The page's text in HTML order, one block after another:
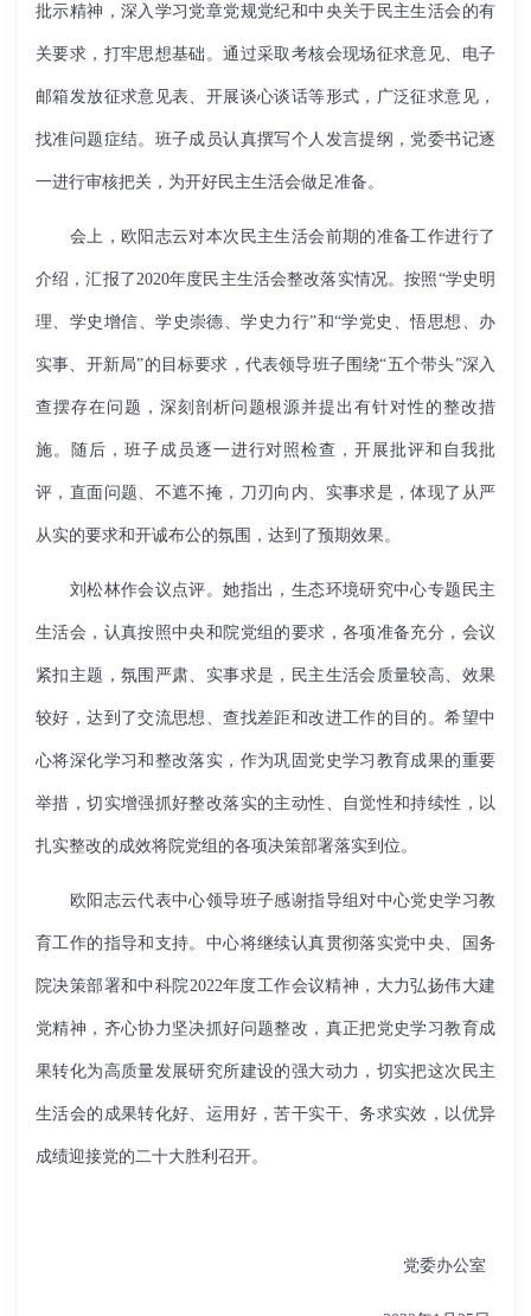
批示精神，深入学习党章党规党纪和中央关于民主生活会的有
关要求，打牢思想基础。通过采取考核会现场征求意见、电子
邮箱发放征求意见表、开展谈心谈话等形式，广泛征求意见，
找准问题症结。班子成员认真撰写个人发言提纲，党委书记逐
一进行审核把关，为开好民主生活会做足准备。
会上，欧阳志云对本次民主生活会前期的准备工作进行了
介绍，汇报了 2020年度民主生活会整改落实情况。按照“学史明
理、学史增信、学史崇德、学史力行”和“学党史、悟思想、办
实事、开新局”的目标要求，代表领导班子围绕“五个带头”深入
查摆存在问题，深刻剖析问题根源并提出有针对性的整改措
施。随后，班子成员逐一进行对照检查，开展批评和自我批
评，直面问题、不遮不掩，刀刃向内、实事求是，体现了从严
从实的要求和开诚布公的氛围，达到了预期效果。
刘松林作会议点评。她指出，生态环境研究中心专题民主
生活会，认真按照中央和院党组的要求，各项准备充分，会议
紧扣主题，氛围严肃、实事求是，民主生活会质量较高、效果
较好，达到了交流思想、查找差距和改进工作的目的。希望中
心将深化学习和整改落实，作为巩固党史学习教育成果的重要
举措，切实增强抓好整改落实的主动性、自觉性和持续性，以
扎实整改的成效将院党组的各项决策部署落实到位。
欧阳志云代表中心领导班子感谢指导组对中心党史学习教
育工作的指导和支持。中心将继续认真贯彻落实党中央、国务
院决策部署和中科院 2022年度工作会议精神，大力弘扬伟大建
党精神，齐心协力坚决抓好问题整改，真正把党史学习教育成
果转化为高质量发展研究所建设的强大动力，切实把这次民主
生活会的成果转化好、运用好，苦干实干、务求实效，以优异
成绩迎接党的二十大胜利召开。
党委办公室